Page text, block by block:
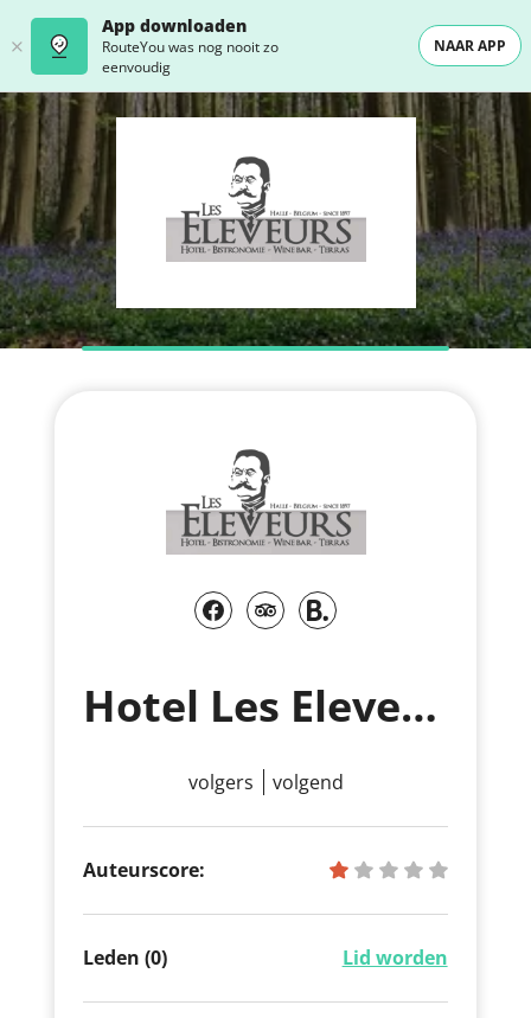
App downloaden
RouteYou was nog nooit zo
eenvoudig
NAAR APP
Hotel Les Eleveurs
volgers volgend
Auteurscore:
Leden (0) Lid worden